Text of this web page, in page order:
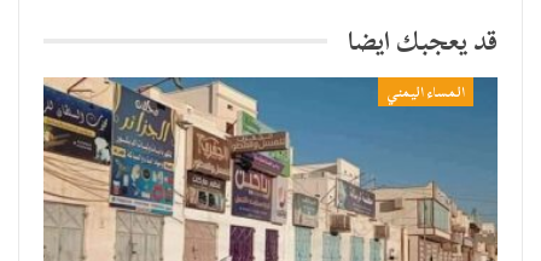
قد يعجبك ايضا
المساء اليمني